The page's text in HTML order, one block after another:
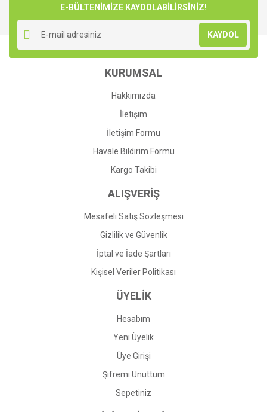
Yorum Yaz
Ürün resmi kalitesiz, bozuk veya görüntülenemiyor.
Ürün açıklamasında eksik bilgiler bulunuyor.
Ürün bilgilerinde hatalar bulunuyor.
Ürün fiyatı diğer sitelerden daha pahalı.
Gönder
E-BÜLTENİMİZE KAYDOLABİLİRSİNİZ!
KAYDOL
KURUMSAL
Hakkımızda
İletişim
İletişim Formu
Havale Bildirim Formu
Kargo Takibi
ALIŞVERİŞ
Mesafeli Satış Sözleşmesi
Gizlilik ve Güvenlik
İptal ve İade Şartları
Kişisel Veriler Politikası
ÜYELİK
Hesabım
Yeni Üyelik
Üye Girişi
Şifremi Unuttum
Sepetiniz